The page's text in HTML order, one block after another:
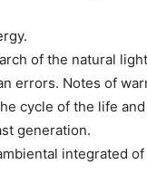
of the natural
errors. Notes of
cycle of the life
generation.
integrated of